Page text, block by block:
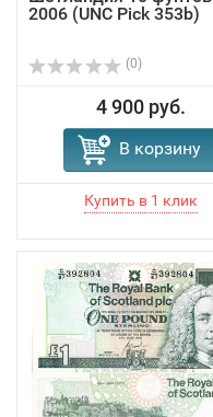
2006 (UNC Pick 353b)
(0)
4 900 руб.
В корзину